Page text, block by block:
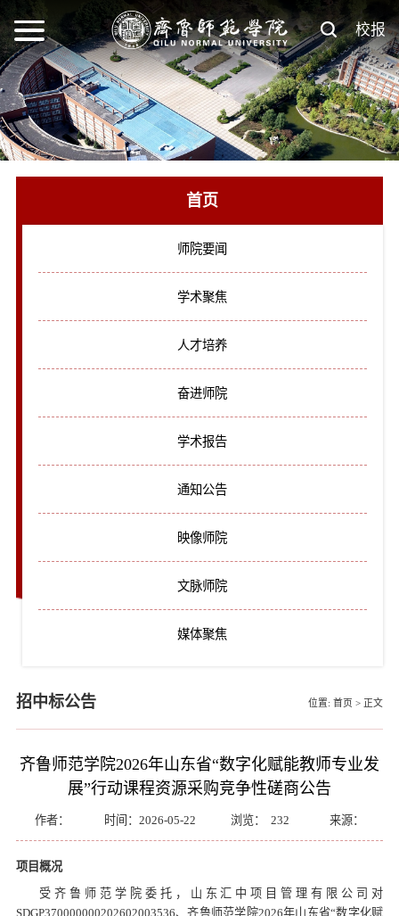
校报
首页
师院要闻
学术聚焦
人才培养
奋进师院
学术报告
通知公告
映像师院
文脉师院
媒体聚焦
招中标公告 位置: 首页 > 正文
齐鲁师范学院2026年山东省“数字化赋能教师专业发
展”行动课程资源采购竞争性磋商公告
作者： 时间：2026-05-22 浏览： 232 来源：
项目概况
受齐鲁师范学院委托，山东汇中项目管理有限公司对
SDGP370000000202602003536、齐鲁师范学院2026年山东省“数字化赋